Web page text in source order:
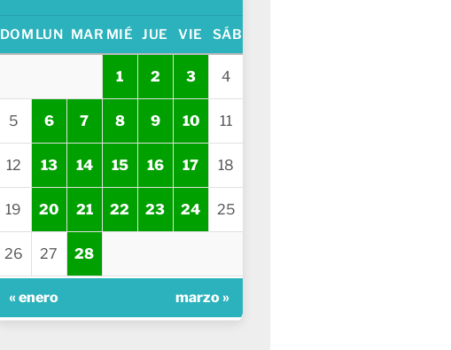
DOM LUN MAR MIÉ JUE VIE SÁB
1 2 3 4
5 6 7 8 9 10 11
12 13 14 15 16 17 18
19 20 21 22 23 24 25
26 27 28
« enero marzo »